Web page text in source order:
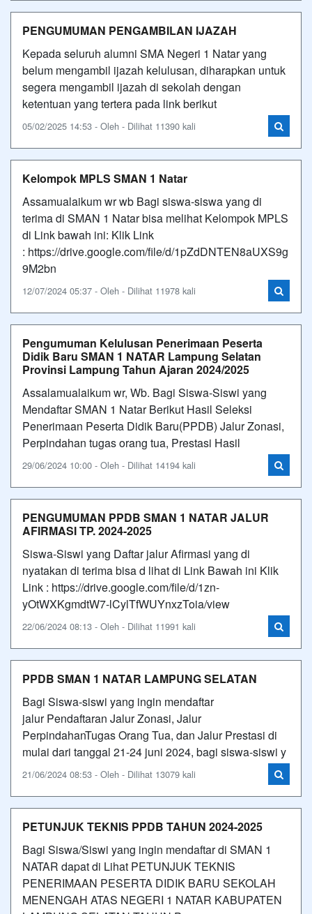
PENGUMUMAN PENGAMBILAN IJAZAH
Kepada seluruh alumni SMA Negeri 1 Natar yang
belum mengambil ijazah kelulusan, diharapkan untuk
segera mengambil ijazah di sekolah dengan
ketentuan yang tertera pada link berikut
05/02/2025 14:53 - Oleh - Dilihat 11390 kali
Kelompok MPLS SMAN 1 Natar
Assamualaikum wr wb Bagi siswa-siswa yang di
terima di SMAN 1 Natar bisa melihat Kelompok MPLS
di Link bawah ini: Klik Link
: https://drive.google.com/file/d/1pZdDNTEN8aUXS9g
9M2bn
12/07/2024 05:37 - Oleh - Dilihat 11978 kali
Pengumuman Kelulusan Penerimaan Peserta
Didik Baru SMAN 1 NATAR Lampung Selatan
Provinsi Lampung Tahun Ajaran 2024/2025
Assalamualaikum wr, Wb. Bagi Siswa-Siswi yang
Mendaftar SMAN 1 Natar Berikut Hasil Seleksi
Penerimaan Peserta Didik Baru(PPDB) Jalur Zonasi,
Perpindahan tugas orang tua, Prestasi Hasil
29/06/2024 10:00 - Oleh - Dilihat 14194 kali
PENGUMUMAN PPDB SMAN 1 NATAR JALUR
AFIRMASI TP. 2024-2025
Siswa-Siswi yang Daftar jalur Afirmasi yang di
nyatakan di terima bisa d lihat di Link Bawah ini Klik
Link : https://drive.google.com/file/d/1zn-
yOtWXKgmdtW7-lCylTfWUYnxzToia/view
22/06/2024 08:13 - Oleh - Dilihat 11991 kali
PPDB SMAN 1 NATAR LAMPUNG SELATAN
Bagi Siswa-siswi yang ingin mendaftar
jalur Pendaftaran Jalur Zonasi, Jalur
PerpindahanTugas Orang Tua, dan Jalur Prestasi di
mulai dari tanggal 21-24 juni 2024, bagi siswa-siswi y
21/06/2024 08:53 - Oleh - Dilihat 13079 kali
PETUNJUK TEKNIS PPDB TAHUN 2024-2025
Bagi Siswa/Siswi yang ingin mendaftar di SMAN 1
NATAR dapat di Lihat PETUNJUK TEKNIS
PENERIMAAN PESERTA DIDIK BARU SEKOLAH
MENENGAH ATAS NEGERI 1 NATAR KABUPATEN